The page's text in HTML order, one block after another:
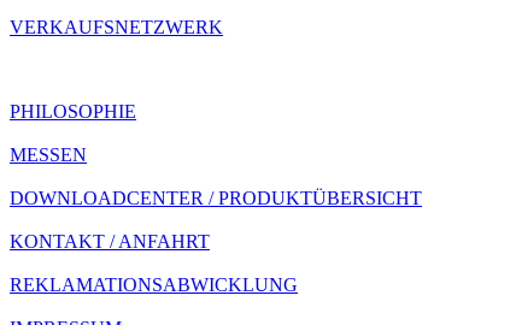
VERKAUFSNETZWERK
PHILOSOPHIE
MESSEN
DOWNLOADCENTER / PRODUKTÜBERSICHT
KONTAKT / ANFAHRT
REKLAMATIONS­ABWICKLUNG